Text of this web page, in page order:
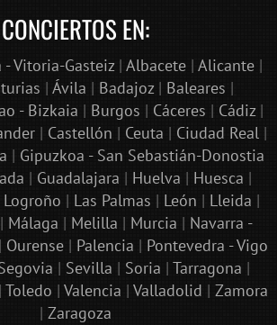
CONCIERTOS EN:
- Vitoria-Gasteiz| Albacete| Alicante|
| Ávila | Badajoz| Baleares |
- Bizkaia | Burgos | Cáceres | Cádiz|
| Castellón | Ceuta | Ciudad Real|
| Gipuzkoa - San Sebastián-Donostia
| Guadalajara | Huelva | Huesca |
| Las Palmas | León | Lleida |
| Málaga | Melilla | Murcia | Navarra -
| Ourense | Palencia | Pontevedra - Vigo
| Sevilla | Soria | Tarragona |
Toledo | Valencia | Valladolid | Zamora
| Zaragoza